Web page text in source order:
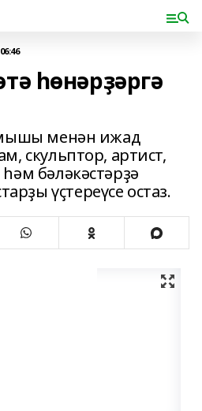
һөнәрҙәргә
менән ижад
скульптор, артист,
бәләкәстәрҙә
үҫтереүсе остаз.